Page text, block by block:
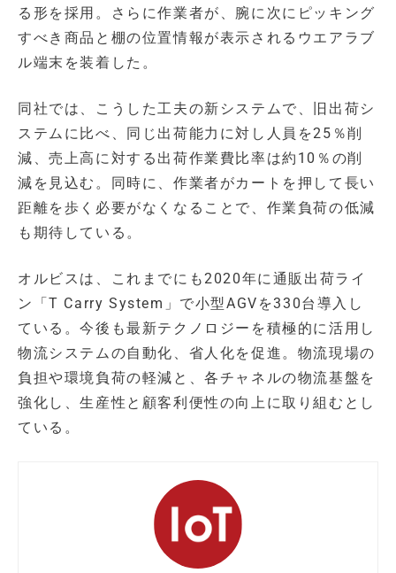
る形を採用。さらに作業者が、腕に次にピッキング
すべき商品と棚の位置情報が表示されるウエアラブ
ル端末を装着した。
同社では、こうした工夫の新システムで、旧出荷シ
ステムに比べ、同じ出荷能力に対し人員を25％削
減、売上高に対する出荷作業費比率は約10％の削
減を見込む。同時に、作業者がカートを押して長い
距離を歩く必要がなくなることで、作業負荷の低減
も期待している。
オルビスは、これまでにも2020年に通販出荷ライ
ン「T Carry System」で小型AGVを330台導入し
ている。今後も最新テクノロジーを積極的に活用し
物流システムの自動化、省人化を促進。物流現場の
負担や環境負荷の軽減と、各チャネルの物流基盤を
強化し、生産性と顧客利便性の向上に取り組むとし
ている。